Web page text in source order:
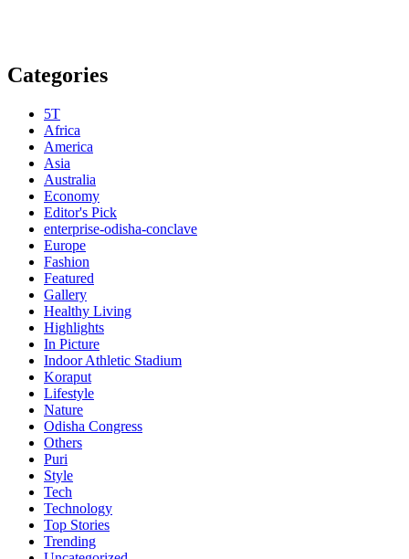
Categories
5T
Africa
America
Asia
Australia
Economy
Editor's Pick
enterprise-odisha-conclave
Europe
Fashion
Featured
Gallery
Healthy Living
Highlights
In Picture
Indoor Athletic Stadium
Koraput
Lifestyle
Nature
Odisha Congress
Others
Puri
Style
Tech
Technology
Top Stories
Trending